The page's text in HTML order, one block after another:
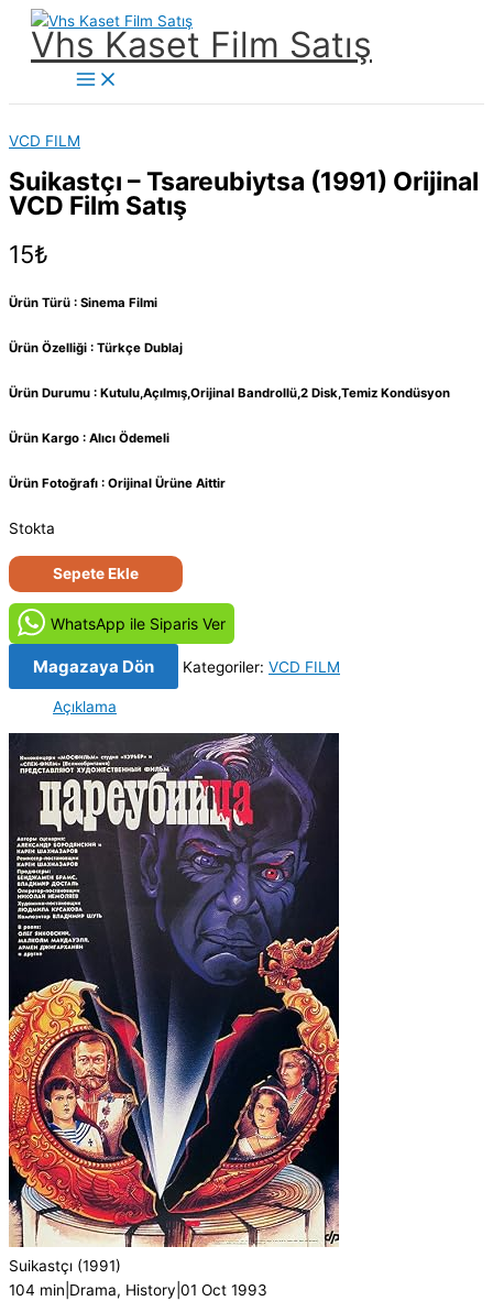
İçeriğe
Vhs Kaset Film Satış
Main
Menu
VCD FILM
Suikastçı – Tsareubiytsa (1991) Orijinal
VCD Film Satış
15₺
Ürün Türü : Sinema Filmi
Ürün Özelliği : Türkçe Dublaj
Ürün Durumu : Kutulu,Açılmış,Orijinal Bandrollü,2 Disk,Temiz Kondüsyon
Ürün Kargo : Alıcı Ödemeli
Ürün Fotoğrafı : Orijinal Ürüne Aittir
Stokta
Suikastçı
-
Tsareubiytsa
(1991)
Orijinal
VCD
Satış
adet
Sepete Ekle
WhatsApp ile Siparis Ver
Magazaya Dön Kategoriler: VCD FILM
Açıklama
Suikastçı (1991)
104 min Drama, History 01 Oct 1993